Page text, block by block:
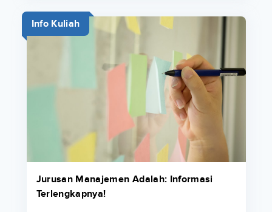
Info Kuliah
Jurusan Manajemen Adalah: Informasi
Terlengkapnya!